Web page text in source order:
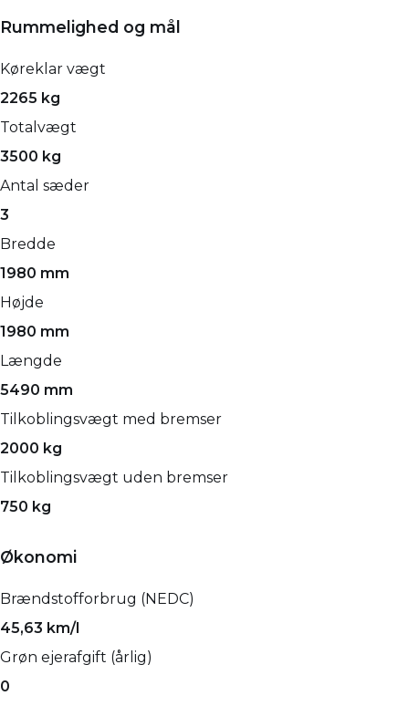
Rummelighed og mål
Køreklar vægt
2265 kg
Totalvægt
3500 kg
Antal sæder
3
Bredde
1980 mm
Højde
1980 mm
Længde
5490 mm
Tilkoblingsvægt med bremser
2000 kg
Tilkoblingsvægt uden bremser
750 kg
Økonomi
Brændstofforbrug (NEDC)
45,63 km/l
Grøn ejerafgift (årlig)
0